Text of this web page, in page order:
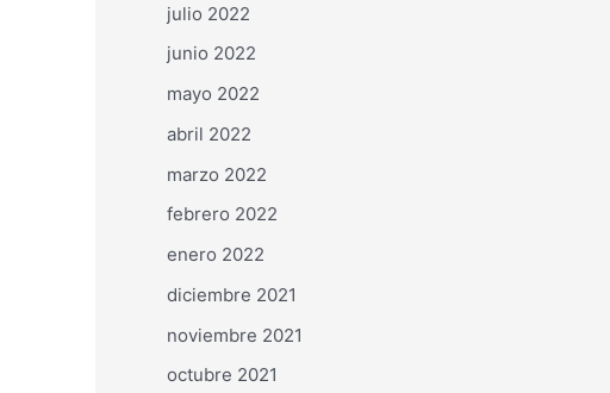
julio 2022
junio 2022
mayo 2022
abril 2022
marzo 2022
febrero 2022
enero 2022
diciembre 2021
noviembre 2021
octubre 2021